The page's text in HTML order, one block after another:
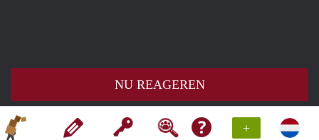
+
NU REAGEREN